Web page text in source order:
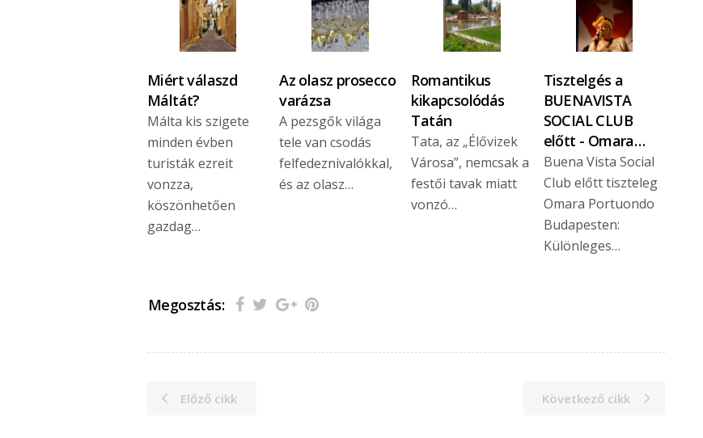
Miért válaszd
Máltát?
Málta kis szigete
minden évben
turisták ezreit
vonzza,
köszönhetően
gazdag…
Az olasz prosecco
varázsa
A pezsgők világa
tele van csodás
felfedeznivalókkal,
és az olasz…
Romantikus
kikapcsolódás
Tatán
Tata, az „Élővizek
Városa”, nemcsak a
festői tavak miatt
vonzó…
Tisztelgés a
BUENAVISTA
SOCIAL CLUB
előtt - Omara…
Buena Vista Social
Club előtt tiszteleg
Omara Portuondo
Budapesten:
Különleges…
Megosztás:
Előző cikk Következő cikk